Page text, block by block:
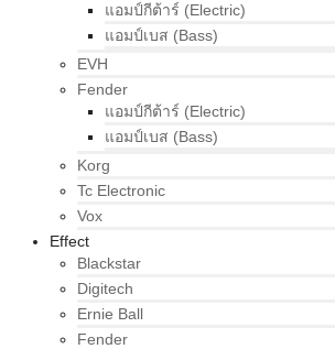
แอมป์กีต้าร์ (Electric)
แอมป์เบส (Bass)
EVH
Fender
แอมป์กีต้าร์ (Electric)
แอมป์เบส (Bass)
Korg
Tc Electronic
Vox
Effect
Blackstar
Digitech
Ernie Ball
Fender